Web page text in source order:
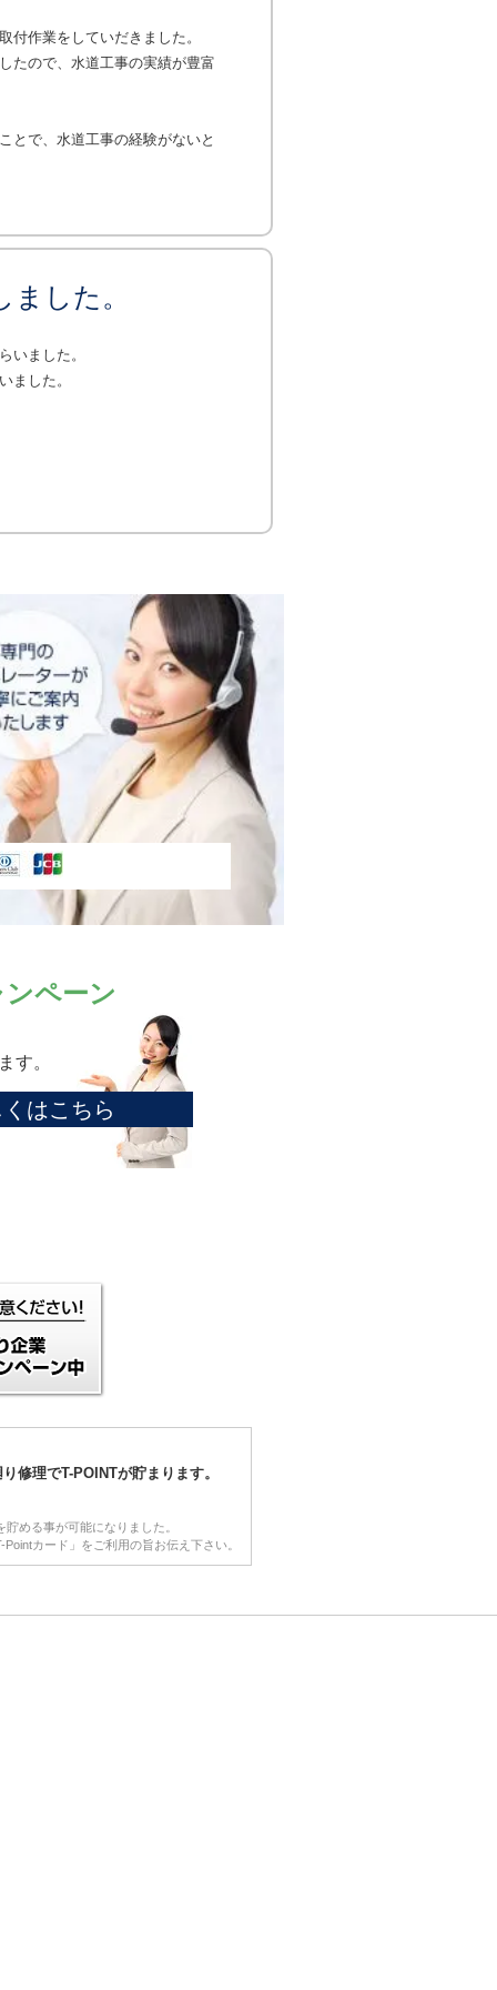
作業をしていだきました。
たので、水道工事の実績が豊富
とで、水道工事の経験がないと
した。
いました。
ました。
ペーン
す。
はこちら
修理でT-POINTが貯まります。
める事が可能になりました。
カード」をご利用の旨お伝え下さい。